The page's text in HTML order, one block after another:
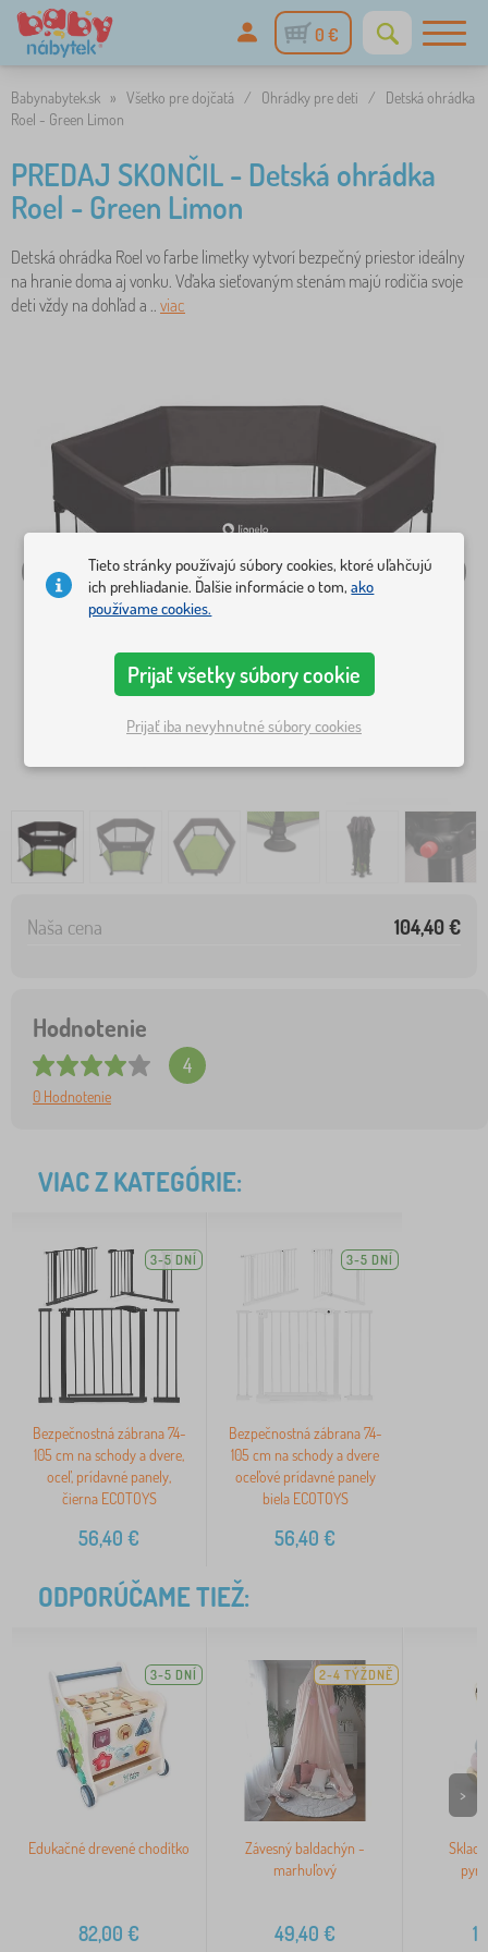
0 €
Babynabytek.sk » Všetko pre dojčatá / Ohrádky pre deti /
Detská ohrádka
Roel - Green Limon
PREDAJ SKONČIL - Detská ohrádka
Roel - Green Limon
Detská ohrádka Roel vo farbe limetky vytvorí bezpečný priestor ideálny
na hranie doma aj vonku. Vďaka sieťovaným stenám majú rodičia svoje
deti vždy na dohľad a .. viac
Naša cena 104,40 €
Hodnotenie
4
0 Hodnotenie
VIAC Z KATEGÓRIE:
3-5 DNÍ
Bezpečnostná zábrana 74-
105 cm na schody a dvere,
oceľ, prídavné panely,
čierna ECOTOYS
56,40 €
3-5 DNÍ
Bezpečnostná zábrana 74-
105 cm na schody a dvere
oceľové prídavné panely
biela ECOTOYS
56,40 €
ODPORÚČAME TIEŽ:
3-5 DNÍ
Edukačné drevené chodítko
82,00 €
2-4 TÝŽDNĚ
Závesný baldachýn -
marhuľový
49,40 €
>
Tieto stránky používajú súbory cookies, ktoré uľahčujú
ich prehliadanie. Ďalšie informácie o tom,ako
používame cookies.
Prijať všetky súbory cookie
Prijať iba nevyhnutné súbory cookies